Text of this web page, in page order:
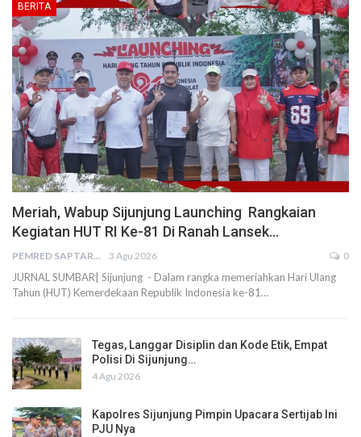
BERITA
Meriah, Wabup Sijunjung Launching Rangkaian
Kegiatan HUT RI Ke-81 Di Ranah Lansek…
PEMRED SAPTARIUS 3 Agu 2026 0
JURNAL SUMBAR| Sijunjung - Dalam rangka memeriahkan Hari Ulang
Tahun (HUT) Kemerdekaan Republik Indonesia ke-81…
Tegas, Langgar Disiplin dan Kode Etik, Empat
Polisi Di Sijunjung…
4 Agu 2026
Kapolres Sijunjung Pimpin Upacara Sertijab Ini
PJU Nya